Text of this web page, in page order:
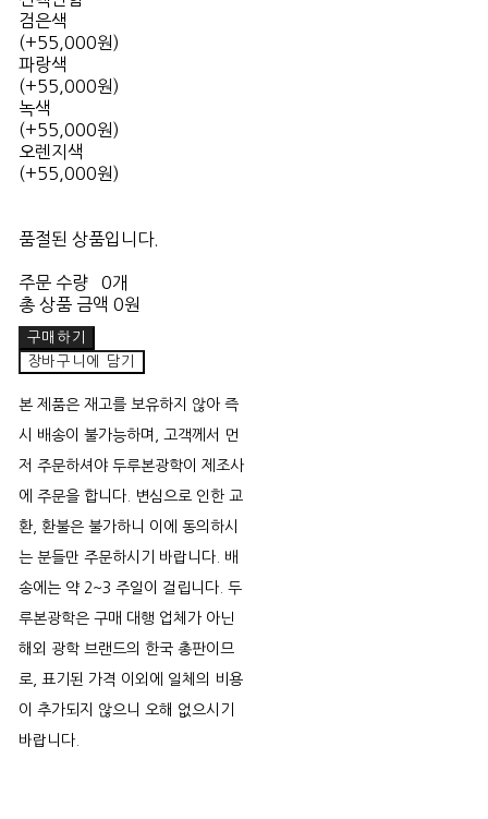
검은색
(+55,000원)
파랑색
(+55,000원)
녹색
(+55,000원)
오렌지색
(+55,000원)
품절된 상품입니다.
주문 수량
0개
총 상품 금액 0원
구매하기
장바구니에 담기
본 제품은 재고를 보유하지 않아 즉
시 배송이 불가능하며, 고객께서 먼
저 주문하셔야 두루본광학이 제조사
에 주문을 합니다. 변심으로 인한 교
환, 환불은 불가하니 이에 동의하시
는 분들만 주문하시기 바랍니다. 배
송에는 약 2~3 주일이 걸립니다. 두
루본광학은 구매 대행 업체가 아닌
해외 광학 브랜드의 한국 총판이므
로, 표기된 가격 이외에 일체의 비용
이 추가되지 않으니 오해 없으시기
바랍니다.